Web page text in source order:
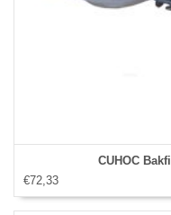
CUHOC
€72,33